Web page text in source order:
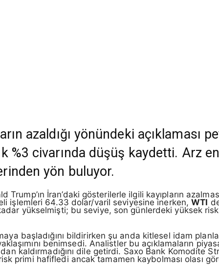
azaldığı yönündeki açıklaması
%3 civarında düşüş kaydetti. Arz
yön buluyor.
İran’daki gösterilerle ilgili kayıpların
işlemleri 64.33 dolar/varil seviyesine inerken,WTI
yükselmişti; bu seviye, son günlerdeki yüksek
başladığını bildirirken şu anda kitlesel idam
benimsedi. Analistler bu açıklamaların
kaldırmadığını dile getirdi. Saxo Bank Komodite
primi hafifledi ancak tamamen kaybolması olası